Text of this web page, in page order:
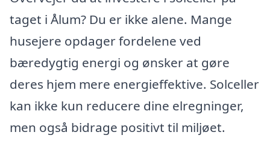
taget i Ålum? Du er ikke alene. Mange
husejere opdager fordelene ved
bæredygtig energi og ønsker at gøre
deres hjem mere energieffektive. Solceller
kan ikke kun reducere dine elregninger,
men også bidrage positivt til miljøet.